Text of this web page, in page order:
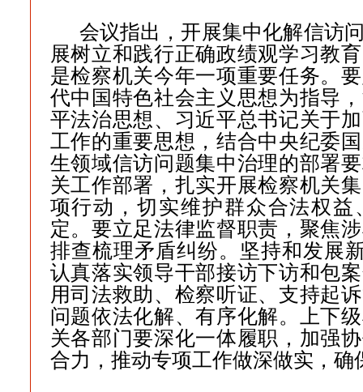
会议指出，开展集中化解信访
展树立和践行正确政绩观学习教
是检察机关今年一项重要任务。
代中国特色社会主义思想为指导
平法治思想、习近平总书记关于
工作的重要思想，结合中央纪委
生领域信访问题集中治理的部署
关工作部署，扎实开展检察机关
项行动，切实维护群众合法权益
定。要立足法律监督职责，聚焦
排查梳理矛盾纠纷。坚持和发展
认真落实领导干部接访下访和包
用司法救助、检察听证、支持起
问题依法化解、有序化解。上下
关各部门要深化一体履职，加强
合力，推动专项工作做深做实，确